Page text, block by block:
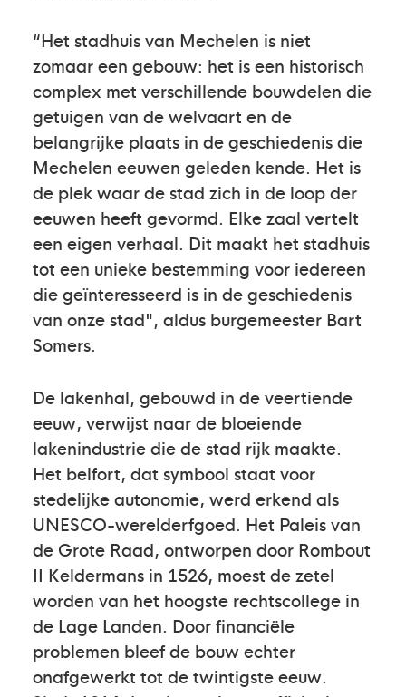
“Het stadhuis van Mechelen is niet
zomaar een gebouw: het is een historisch
complex met verschillende bouwdelen die
getuigen van de welvaart en de
belangrijke plaats in de geschiedenis die
Mechelen eeuwen geleden kende. Het is
de plek waar de stad zich in de loop der
eeuwen heeft gevormd. Elke zaal vertelt
een eigen verhaal. Dit maakt het stadhuis
tot een unieke bestemming voor iedereen
die geïnteresseerd is in de geschiedenis
van onze stad", aldus burgemeester Bart
Somers.
De lakenhal, gebouwd in de veertiende
eeuw, verwijst naar de bloeiende
lakenindustrie die de stad rijk maakte.
Het belfort, dat symbool staat voor
stedelijke autonomie, werd erkend als
UNESCO-werelderfgoed. Het Paleis van
de Grote Raad, ontworpen door Rombout
II Keldermans in 1526, moest de zetel
worden van het hoogste rechtscollege in
de Lage Landen. Door financiële
problemen bleef de bouw echter
onafgewerkt tot de twintigste eeuw.